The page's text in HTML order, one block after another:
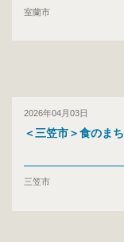
室蘭市
2026年04月03日
＜三笠市＞食のま
三笠市